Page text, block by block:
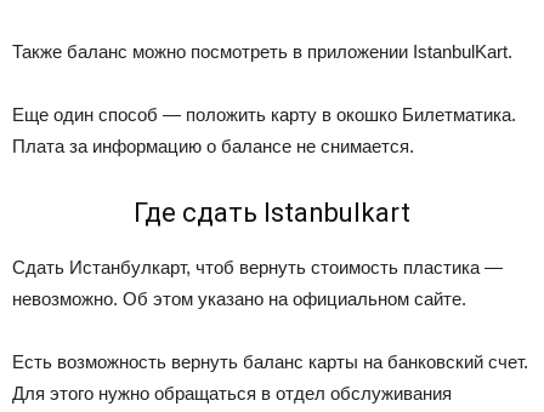
Также баланс можно посмотреть в приложении IstanbulKart.
Еще один способ — положить карту в окошко Билетматика.
Плата за информацию о балансе не снимается.
Где сдать Istanbulkart
Сдать Истанбулкарт, чтоб вернуть стоимость пластика —
невозможно. Об этом указано на официальном сайте.
Есть возможность вернуть баланс карты на банковский счет.
Для этого нужно обращаться в отдел обслуживания